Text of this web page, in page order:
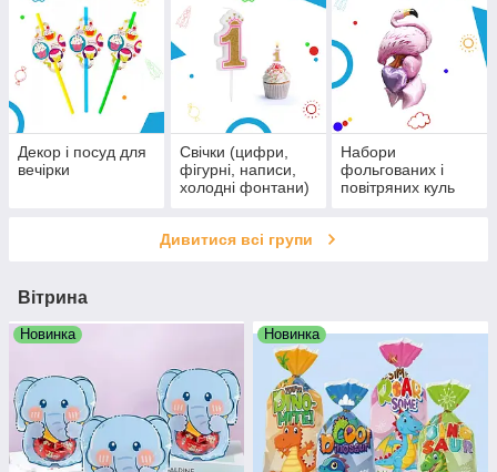
Декор і посуд для
вечірки
Свічки (цифри,
фігурні, написи,
холодні фонтани)
Набори
фольгованих і
повітряних куль
Дивитися всі групи
Вітрина
Новинка Новинка